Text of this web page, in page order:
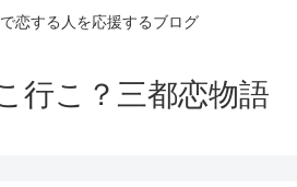
恋する人を応援するブログ
行こ？三都恋物語